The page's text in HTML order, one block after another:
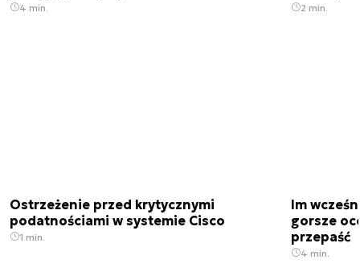
4 min. 2 min.
Ostrzeżenie przed krytycznymi
podatnościami w systemie Cisco
1 min.
Im
gorsze
przepaść
4 min.